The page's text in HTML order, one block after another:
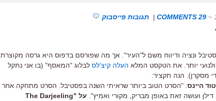
~
29 COMMENTS
| תגובות פייסבוק
ונציה ודיווח משם ל"העיר". אך מה שפורסם בדפוס היא גרסה מקוצרת
יותר. את הטקסט המלא העלה קיצ'לס לבלוג "המאסף" (בו אני נתקל
מסקרן). הנה תקציר:
: "הסרט הטוב ביותר שראיתי השנה בפסטיבל. הסרט מתחקה אחר
ועושה זאת באופן מבריק, מקורי ואמיץ".
על "The Darjeeling